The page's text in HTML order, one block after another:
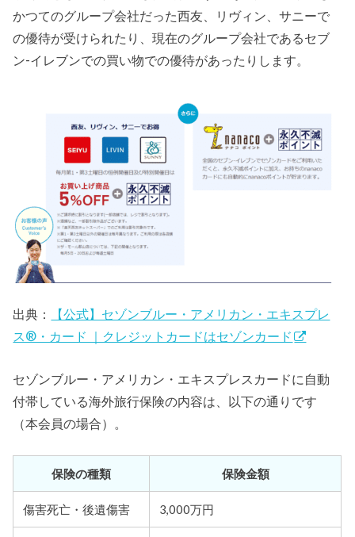
かつてのグループ会社だった西友、リヴィン、サニーで
の優待が受けられたり、現在のグループ会社であるセブ
ン-イレブンでの買い物での優待があったりします。
出典：
【公式】セゾンブルー・アメリカン・エキスプレ
ス®・カード ｜クレジットカードはセゾンカード
セゾンブルー・アメリカン・エキスプレスカードに自動
付帯している海外旅行保険の内容は、以下の通りです
（本会員の場合）。
保険の種類 保険金額
傷害死亡・後遺傷害 3,000万円